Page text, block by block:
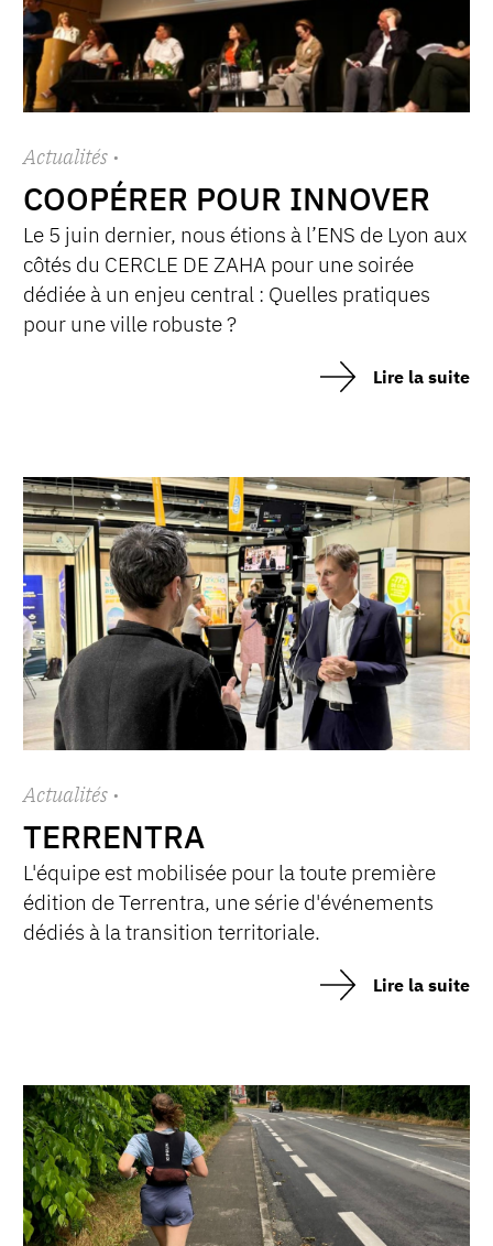
Actualités ·
COOPÉRER POUR INNOVER
Le 5 juin dernier, nous étions à l’ENS de Lyon aux
côtés du CERCLE DE ZAHA pour une soirée
dédiée à un enjeu central : Quelles pratiques
pour une ville robuste ?
Lire la suite
Actualités ·
TERRENTRA
L'équipe est mobilisée pour la toute première
édition de Terrentra, une série d'événements
dédiés à la transition territoriale.
Lire la suite